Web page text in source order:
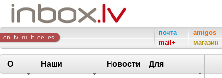
Inbox
Company
en lv ru lt ee es
почта
mail+
amigos
магазин
О Наши Новости Для